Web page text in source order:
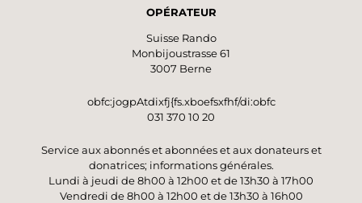
arbres, partiellement à découvert, vers Hinter
l’endroit idéal pour faire une dernière pause
avant de rejoindre, d’abord dans la forêt puis à
d’où repart le bus.
OPÉRATEUR
Suisse Rando
Monbijoustrasse 61
3007 Berne
obfc:jogpAtdixfj{fs.xboefsxfhf/di:obfc
031 370 10 20
Service aux abonnés et abonnées et aux donateurs et
donatrices; informations générales.
Lundi à jeudi de 8h00 à 12h00 et de 13h30 à 17h00
Vendredi de 8h00 à 12h00 et de 13h30 à 16h00